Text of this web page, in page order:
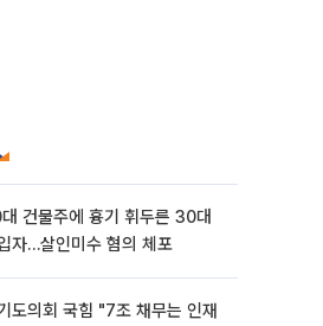
건물주에 흉기 휘두른 30대
자…살인미수 혐의 체포
도의회 국힘 "7조 채무는 인재